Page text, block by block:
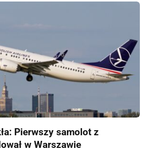
Pierwszy samolot z
w Warszawie